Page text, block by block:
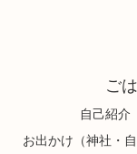
ご
自己紹介
お出かけ（神社・自